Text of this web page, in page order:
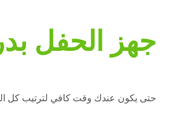
جهز الحفل
حتى يكون عندك وقت كافي لترتيب كل